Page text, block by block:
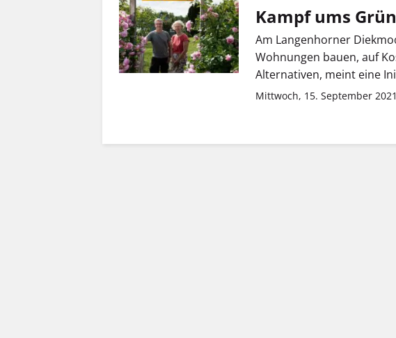
Kampf ums Grün
Am Langenhorner
Wohnungen bauen, auf
Alternativen, meint eine
Mittwoch, 15. September 2021